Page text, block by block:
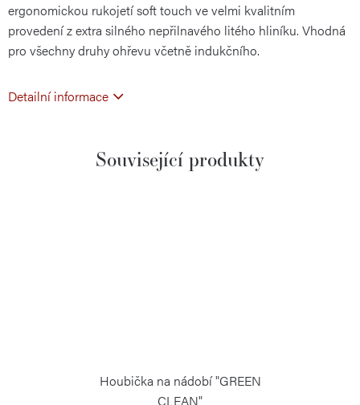
ergonomickou rukojetí soft touch ve velmi kvalitním
provedení z extra silného nepřilnavého litého hliníku. Vhodná
pro všechny druhy ohřevu včetně indukčního.
Detailní informace
Související produkty
Houbička na nádobí "GREEN
CLEAN"